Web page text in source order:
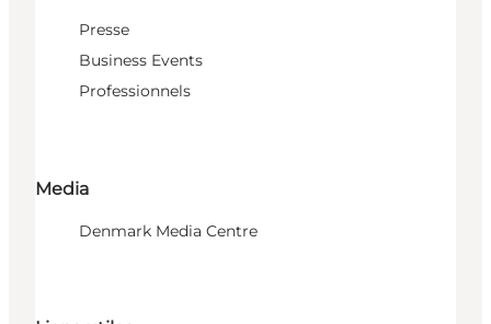
Presse
Business Events
Professionnels
Media
Denmark Media Centre